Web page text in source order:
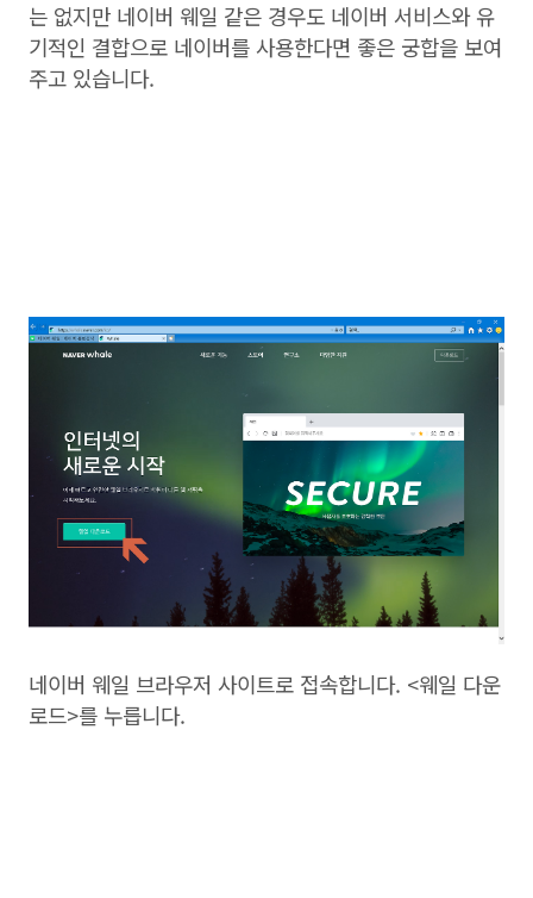
는 없지만 네이버 웨일 같은 경우도 네이버 서비스와 유
기적인 결합으로 네이버를 사용한다면 좋은 궁합을 보여
주고 있습니다.
네이버 웨일 브라우저 사이트로 접속합니다. <웨일 다운
로드>를 누릅니다.